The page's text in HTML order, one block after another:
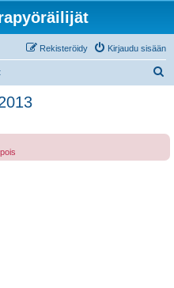
Kirjaudu sisään
Rekisteröidy